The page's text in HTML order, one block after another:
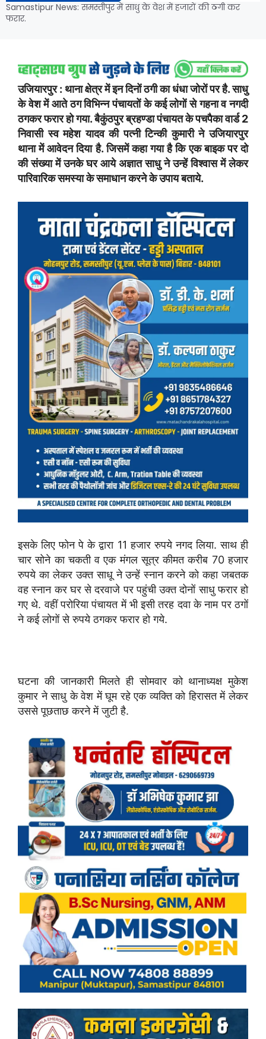
Samastipur News: समस्तीपुर में साधु के वेश में हजारों की ठगी कर
फरार.
उजियारपुर : थाना क्षेत्र में इन दिनों ठगी का धंधा जोरों पर है. साधु
के वेश में आते ठग विभिन्न पंचायतों के कई लोगों से गहना व नगदी
ठगकर फरार हो गया. बैकुंठपुर ब्रहण्डा पंचायत के पचपैका वार्ड 2
निवासी स्व महेश यादव की पत्नी टिन्की कुमारी ने उजियारपुर
थाना में आवेदन दिया है. जिसमें कहा गया है कि एक बाइक पर दो
की संख्या में उनके घर आये अज्ञात साधु ने उन्हें विश्वास में लेकर
पारिवारिक समस्या के समाधान करने के उपाय बताये.
इसके लिए फोन पे के द्वारा 11 हजार रुपये नगद लिया. साथ ही
चार सोने का चकती व एक मंगल सूत्र कीमत करीब 70 हजार
रुपये का लेकर उक्त साधू ने उन्हें स्नान करने को कहा जबतक
वह स्नान कर घर से दरवाजे पर पहुंची उक्त दोनों साधु फरार हो
गए थे. वहीं परोरिया पंचायत में भी इसी तरह दवा के नाम पर ठगों
ने कई लोगों से रुपये ठगकर फरार हो गये.
घटना की जानकारी मिलते ही सोमवार को थानाध्यक्ष मुकेश
कुमार ने साधु के वेश में घूम रहे एक व्यक्ति को हिरासत में लेकर
उससे पूछताछ करने में जुटी है.